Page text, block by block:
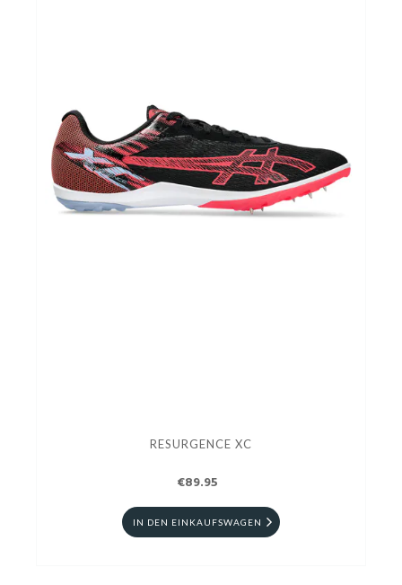
RESURGENCE XC
€89.95
IN DEN EINKAUFSWAGEN